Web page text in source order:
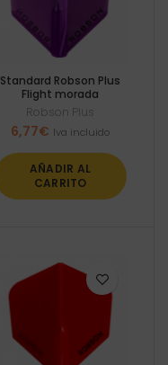
Standard Robson Plus
Flight morada
Robson Plus
6,77€ Iva incluido
AÑADIR AL
CARRITO